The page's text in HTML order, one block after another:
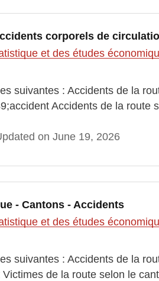
corporels de
et des études
suivantes : Accidents de la
Accidents de la route
on June 19, 2026
- Cantons - Accidents
et des études
suivantes : Accidents de la
de la route selon le